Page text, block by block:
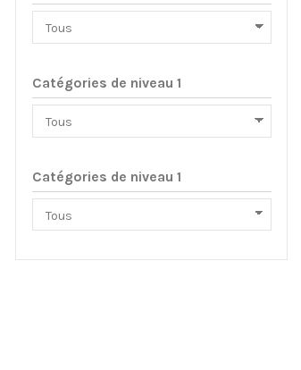
Catégories de niveau 1
Catégories de niveau 1